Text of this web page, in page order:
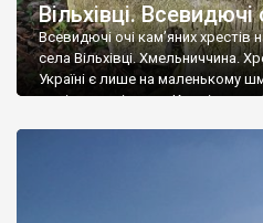
Вільхівці. Всевидючі
Всевидючі очі кам’яних хрестів
села Вільхівці. Хмельниччина.
Україні є лише на маленькому
на південь від села Кремінна, до
які розповідали вище – і за
каліграфічним шрифтом вибитих